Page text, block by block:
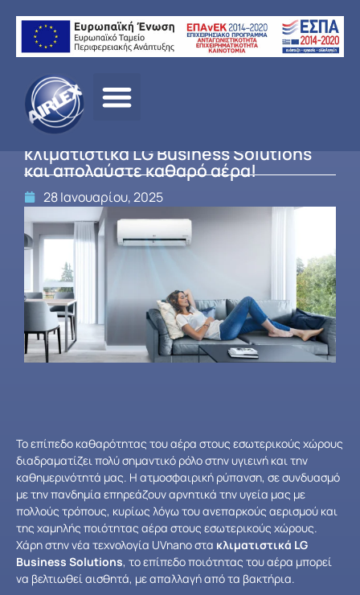
Γνωρίστε την τεχνολογία UVnano στα
κλιματιστικά LG Business Solutions
και απολαύστε καθαρό αέρα!
28 Ιανουαρίου, 2025
Το επίπεδο καθαρότητας του αέρα στους εσωτερικούς χώρους
διαδραματίζει πολύ σημαντικό ρόλο στην υγιεινή και την
καθημερινότητά μας. Η ατμοσφαιρική ρύπανση, σε συνδυασμό
με την πανδημία επηρεάζουν αρνητικά την υγεία μας με
πολλούς τρόπους, κυρίως λόγω του ανεπαρκούς αερισμού και
της χαμηλής ποιότητας αέρα στους εσωτερικούς χώρους.
Χάρη στην νέα τεχνολογία UVnano στα κλιματιστικά LG
Business Solutions, το επίπεδο ποιότητας του αέρα μπορεί
να βελτιωθεί αισθητά, με απαλλαγή από τα βακτήρια.